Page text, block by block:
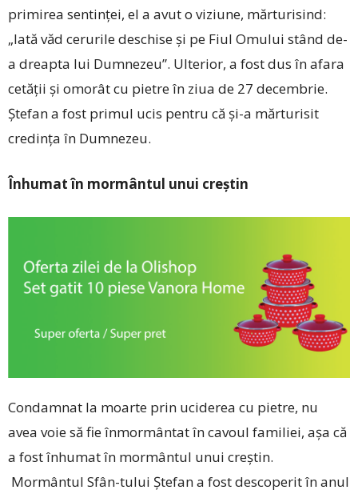
primirea sentinţei, el a avut o viziune, mărturisind:
„Iată văd cerurile deschise şi pe Fiul Omului stând de-
a dreapta lui Dumnezeu”. Ulterior, a fost dus în afara
cetăţii şi omorât cu pietre în ziua de 27 decembrie.
Ştefan a fost primul ucis pentru că şi-a mărturisit
credinţa în Dumnezeu.
Înhumat în mormântul unui creștin
Condamnat la moarte prin uciderea cu pietre, nu
avea voie să fie înmormântat în cavoul familiei, așa că
a fost înhumat în mormântul unui creştin.
Mormântul Sfân-tului Ştefan a fost descoperit în anul